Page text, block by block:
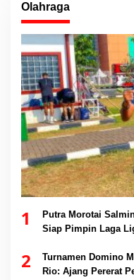
Olahraga
1
Putra Morotai
Siap Pimpin Laga
2
Turnamen Domino
Rio: Ajang Pererat